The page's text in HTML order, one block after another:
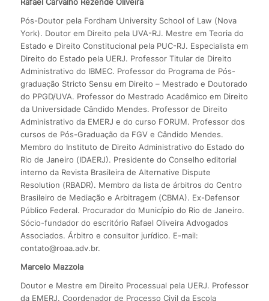
Pós-Doutor pela Fordham University School of Law (Nova
York). Doutor em Direito pela UVA-RJ. Mestre em Teoria do
Estado e Direito Constitucional pela PUC-RJ. Especialista em
Direito do Estado pela UERJ. Professor Titular de Direito
Administrativo do IBMEC. Professor do Programa de Pós-
graduação Stricto Sensu em Direito – Mestrado e Doutorado
do PPGD/UVA. Professor do Mestrado Acadêmico em Direito
da Universidade Cândido Mendes. Professor de Direito
Administrativo da EMERJ e do curso FORUM. Professor dos
cursos de Pós-Graduação da FGV e Cândido Mendes.
Membro do Instituto de Direito Administrativo do Estado do
Rio de Janeiro (IDAERJ). Presidente do Conselho editorial
interno da Revista Brasileira de Alternative Dispute
Resolution (RBADR). Membro da lista de árbitros do Centro
Brasileiro de Mediação e Arbitragem (CBMA). Ex-Defensor
Público Federal. Procurador do Município do Rio de Janeiro.
Sócio-fundador do escritório Rafael Oliveira Advogados
Associados. Árbitro e consultor jurídico. E-mail:
contato@roaa.adv.br.
Marcelo Mazzola
Doutor e Mestre em Direito Processual pela UERJ. Professor
da EMERJ. Coordenador de Processo Civil da Escola